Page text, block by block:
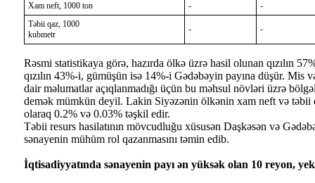
Xam neft, 1000 ton
-
-
Təbii qaz, 1000
kubmetr
- -
Rəsmi statistikaya görə, hazırda ölkə üzrə hasil olunan qızılın
qızılın 43%-i, gümüşün isə 14%-i Gədəbəyin payına düşür. Mis
dair məlumatlar açıqlanmadığı üçün bu məhsul növləri üzrə
demək mümkün deyil. Lakin Siyəzənin ölkənin xam neft və təbii
olaraq 0.2% və 0.03% təşkil edir.
Təbii resurs hasilatının mövcudluğu xüsusən Daşkəsən və
sənayenin mühüm rol qazanmasını təmin edib.
İqtisadiyyatında sənayenin payı ən yüksək olan 10 reyon,